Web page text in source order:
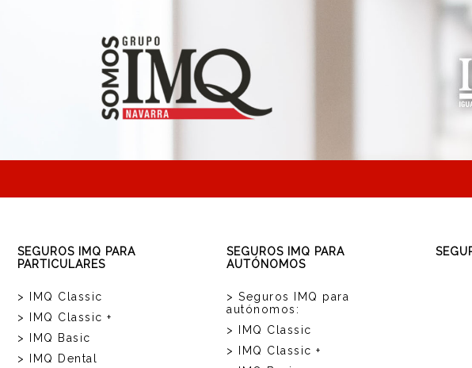
SEGUROS IMQ PARA
PARTICULARES
> IMQ Classic
> IMQ Classic +
> IMQ Basic
> IMQ Dental
SEGUROS IMQ PARA
AUTÓNOMOS
> Seguros IMQ para
autónomos:
> IMQ Classic
> IMQ Classic +